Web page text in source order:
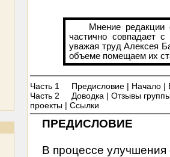
усилитель XD800MKIII: KT88, 2х65 Вт
Мнение редакции
частично совпадает
уважая труд Алексея
объеме помещаем их
Часть 1 Предисловие | Начало |
Часть 2 Доводка | Отзывы
проекты | Ссылки
ПРЕДИСЛОВИЕ
В процессе улучшения